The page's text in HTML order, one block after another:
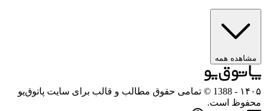
مشاهده همه
۱۴۰۵
- 1388 © تمامی حقوق مطالب و قالب برای سایت پاتوق‌یو
محفوظ است.